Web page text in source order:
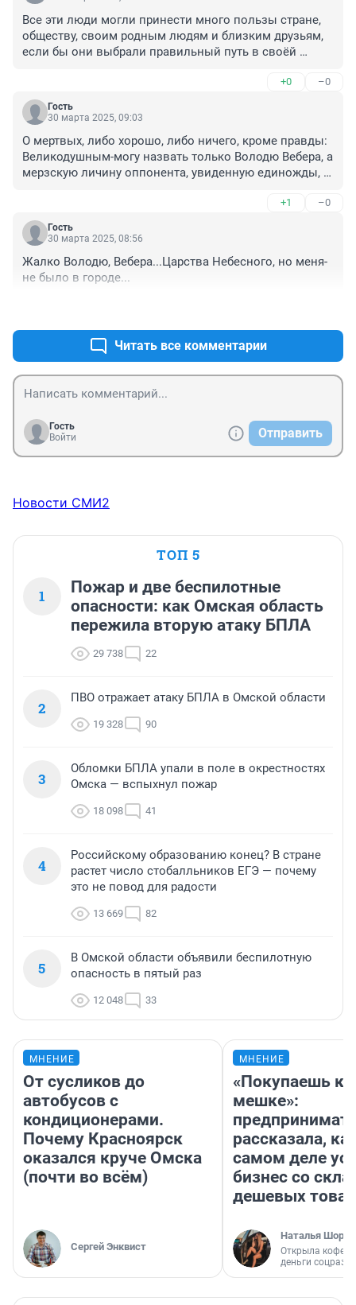
Все эти люди могли принести много пользы стране,
обществу, своим родным людям и близким друзьям,
если бы они выбрали правильный путь в своёй
+0 –0
Гость
30 марта 2025, 09:03
О мертвых, либо хорошо, либо ничего, кроме правды:
Великодушным-могу назвать только Володю Вебера, а
мерзскую личину оппонента, увиденную единожды,
+1 –0
Гость
30 марта 2025, 08:56
Жалко Володю, Вебера...Царства Небесного, но меня-
не было в городе...
Читать все комментарии
Гость
Войти
Отправить
Новости СМИ2
ТОП 5
1
Пожар и две беспилотные
опасности: как Омская область
пережила вторую атаку БПЛА
29 738 22
2
ПВО отражает атаку БПЛА в Омской области
19 328 90
3
Обломки БПЛА упали в поле в окрестностях
Омска — вспыхнул пожар
18 098 41
4
Российскому образованию конец? В стране
растет число стобалльников ЕГЭ — почему
это не повод для радости
13 669 82
5
В Омской области объявили беспилотную
опасность в пятый раз
12 048 33
МНЕНИЕ
От сусликов до
автобусов с
кондиционерами.
Почему Красноярск
оказался круче Омска
(почти во всём)
Сергей Энквист
МНЕНИЕ
«Покупаешь
мешке»:
рассказала,
самом деле
бизнес со
дешевых
Наталья
Открыла
деньги